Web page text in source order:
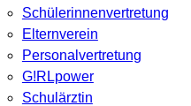
Schülerinnenvertretung
Elternverein
Personalvertretung
G!RLpower
Schulärztin